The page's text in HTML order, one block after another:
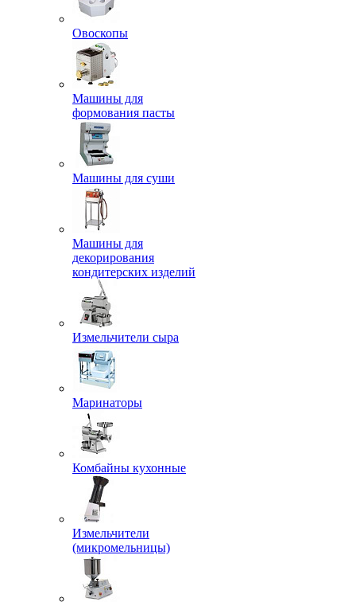
Овоскопы
Машины для
формования пасты
Машины для суши
Машины для
декорирования
кондитерских изделий
Измельчители сыра
Маринаторы
Комбайны кухонные
Измельчители
(микромельницы)